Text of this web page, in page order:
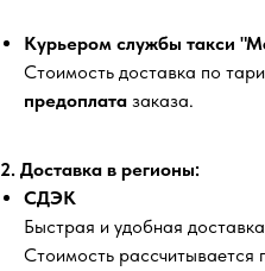
Курьером службы такси
Стоимость доставка по
предоплата заказа.
2. Доставка в регионы:
СДЭК
Быстрая и удобная
Стоимость рассчитывается